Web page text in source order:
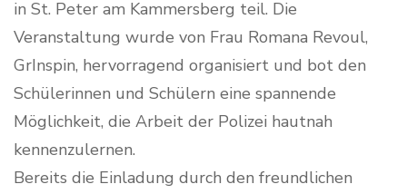
in St. Peter am Kammersberg teil. Die
Veranstaltung wurde von Frau Romana Revoul,
GrInspin, hervorragend organisiert und bot den
Schülerinnen und Schülern eine spannende
Möglichkeit, die Arbeit der Polizei hautnah
kennenzulernen.
Bereits die Einladung durch den freundlichen